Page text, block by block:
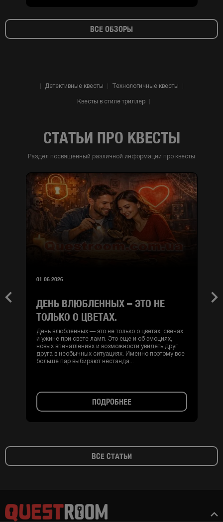
ВСЕ ОБЗОРЫ
Детективные квесты Технологичные квесты
Квесты в стиле триллер
СТАТЬИ ПРО КВЕСТЫ
Раздел посвященный различной информации про квесты
Previous
ДЕНЬ ВЛЮБЛЕННЫХ – ЭТО НЕ
ТОЛЬКО О ЦВЕТАХ.
День влюбленных — это не только о цветах, свечах
и ужине при свете ламп. Это еще и об эмоциях,
новых впечатлениях и возможности увидеть друг
друга в необычных ситуациях. Именно поэтому все
больше пар выбирают нестанда...
01.06.2026
ПОДРОБНЕЕ
ВСЕ СТАТЬИ